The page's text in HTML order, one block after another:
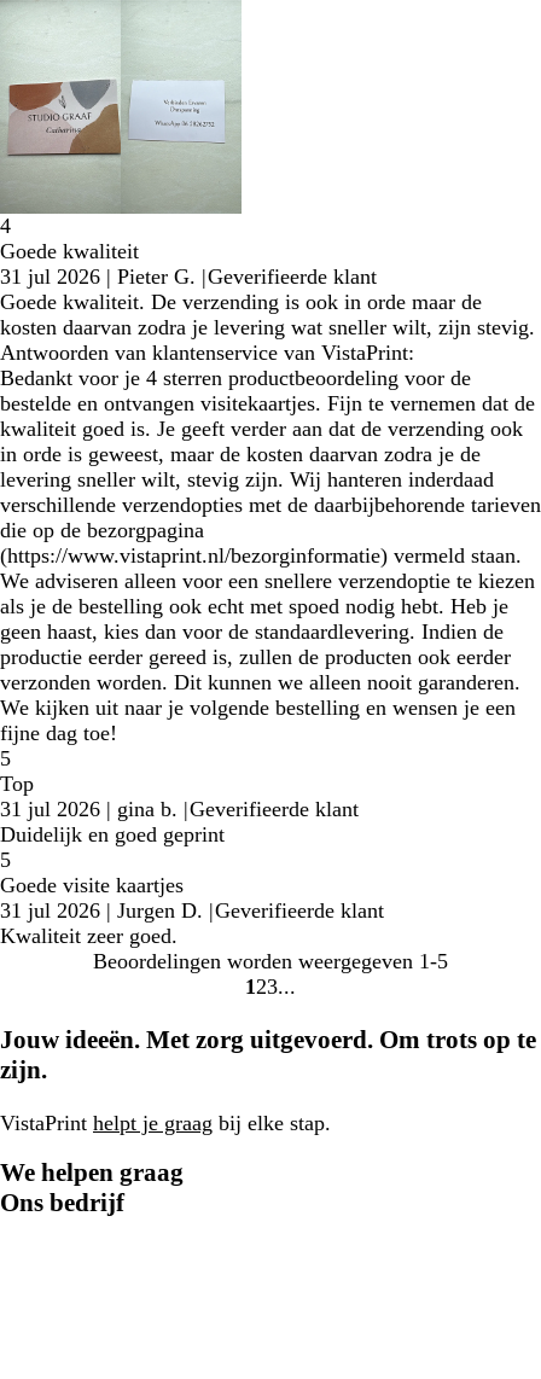
4
Goede kwaliteit
31 jul 2026 | Pieter G. |Geverifieerde klant
Goede kwaliteit. De verzending is ook in orde maar de
kosten daarvan zodra je levering wat sneller wilt, zijn stevig.
Antwoorden van klantenservice van VistaPrint:
Bedankt voor je 4 sterren productbeoordeling voor de
bestelde en ontvangen visitekaartjes. Fijn te vernemen dat de
kwaliteit goed is. Je geeft verder aan dat de verzending ook
in orde is geweest, maar de kosten daarvan zodra je de
levering sneller wilt, stevig zijn. Wij hanteren inderdaad
verschillende verzendopties met de daarbijbehorende tarieven
die op de bezorgpagina
(https://www.vistaprint.nl/bezorginformatie) vermeld staan.
We adviseren alleen voor een snellere verzendoptie te kiezen
als je de bestelling ook echt met spoed nodig hebt. Heb je
geen haast, kies dan voor de standaardlevering. Indien de
productie eerder gereed is, zullen de producten ook eerder
verzonden worden. Dit kunnen we alleen nooit garanderen.
We kijken uit naar je volgende bestelling en wensen je een
fijne dag toe!
5
Top
31 jul 2026 | gina b. |Geverifieerde klant
Duidelijk en goed geprint
5
Goede visite kaartjes
31 jul 2026 | Jurgen D. |Geverifieerde klant
Kwaliteit zeer goed.
Beoordelingen worden weergegeven 1-5
Naar
1 Naar
2 Naar
3
Jouw ideeën. Met zorg uitgevoerd. Om trots op te
zijn.
VistaPrint helpt je graag bij elke stap.
We helpen graag
Ons bedrijf